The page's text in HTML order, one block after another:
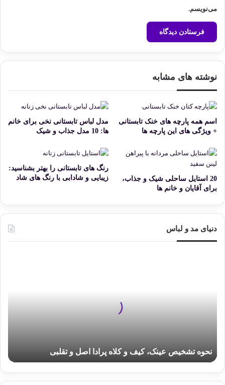
می‌نویسم.
نوشته های مشابه
اسم همه پارچه های خنک تابستانی
+ ویژگی های این پارچه ها
مدل لباس تابستانی نخی برای خانم
ها: 10 مدل جذاب و شیک
20 استایل ساحلی شیک و جذاب،
برای آقایان و خانم ها
رنگ های تابستانی را بهتر بشناسید:
زیبایی و شادابی با رنگ های شاد
دنیای مد و لباس
تقلبی
نحوه تشخیص عینک، کیف و کلاه پرادا اصل و تقلبی